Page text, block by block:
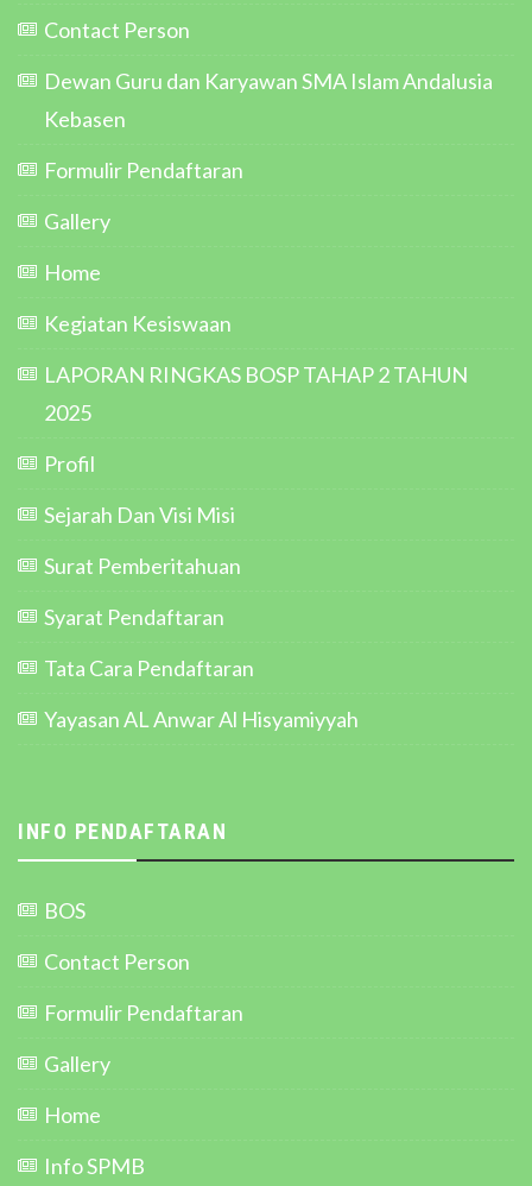
Contact Person
Dewan Guru dan Karyawan SMA Islam Andalusia
Kebasen
Formulir Pendaftaran
Gallery
Home
Kegiatan Kesiswaan
LAPORAN RINGKAS BOSP TAHAP 2 TAHUN
2025
Profil
Sejarah Dan Visi Misi
Surat Pemberitahuan
Syarat Pendaftaran
Tata Cara Pendaftaran
Yayasan AL Anwar Al Hisyamiyyah
INFO PENDAFTARAN
BOS
Contact Person
Formulir Pendaftaran
Gallery
Home
Info SPMB